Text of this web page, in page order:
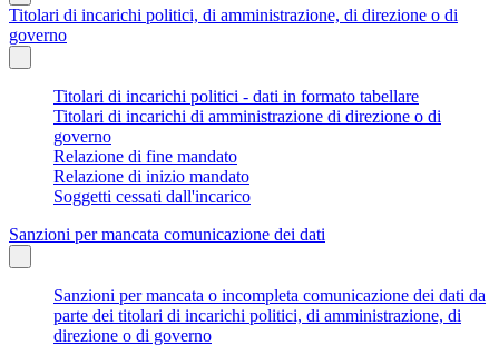
Titolari di incarichi politici, di amministrazione, di direzione o di
governo
Titolari di incarichi politici - dati in formato tabellare
Titolari di incarichi di amministrazione di direzione o di
governo
Relazione di fine mandato
Relazione di inizio mandato
Soggetti cessati dall'incarico
Sanzioni per mancata comunicazione dei dati
Sanzioni per mancata o incompleta comunicazione dei dati da
parte dei titolari di incarichi politici, di amministrazione, di
direzione o di governo